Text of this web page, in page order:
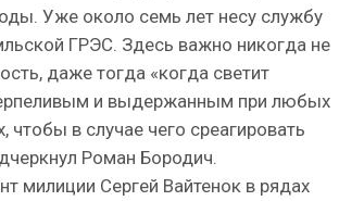
Уже около семь лет несу службу
ГРЭС. Здесь важно никогда не
даже тогда «когда светит
и выдержанным при любых
чтобы в случае чего среагировать
Роман Бородич.
милиции Сергей Вайтенок в рядах